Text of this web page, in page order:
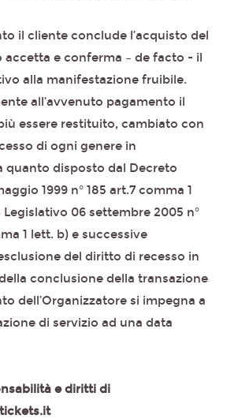
il cliente conclude l’acquisto del
accetta e conferma – de facto - il
alla manifestazione fruibile.
all’avvenuto pagamento il
essere restituito, cambiato con
di ogni genere in
quanto disposto dal Decreto
1999 n° 185 art.7 comma 1
06 settembre 2005 n°
1 lett. b) e successive
del diritto di recesso in
conclusione della transazione
dell’Organizzatore si impegna a
di servizio ad una data
e diritti di